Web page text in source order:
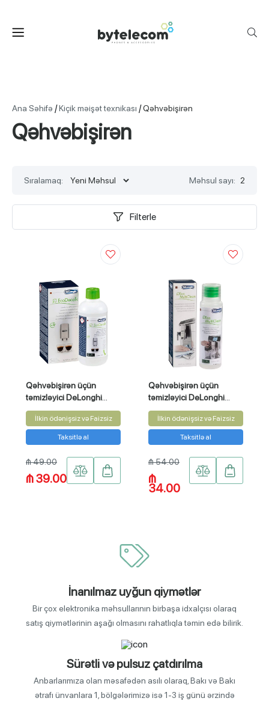
Ana Səhifə /Kiçik məişət texnikası /Qəhvəbişirən
Qəhvəbişirən
Sıralamaq: Məhsul sayı: 2
Filterle
Qəhvəbişirən üçün
təmizləyici DeLonghi
DLSC500
İlkin ödənişsiz və Faizsiz
Taksitlə al
₼ 49.00
₼ 39.00
Qəhvəbişirən üçün
təmizləyici DeLonghi
DLSC550
İlkin ödənişsiz və Faizsiz
Taksitlə al
₼ 54.00
₼
34.00
İnanılmaz uyğun qiymətlər
Bir çox elektronika məhsullarının birbaşa idxalçısı olaraq
satış qiymətlərinin aşağı olmasını rahatlıqla təmin edə bilirik.
Sürətli və pulsuz çatdırılma
Anbarlarımıza olan məsafədən asılı olaraq, Bakı və Bakı
ətrafı ünvanlara 1, bölgələrimizə isə 1-3 iş günü ərzində